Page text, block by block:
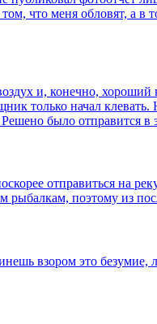
что меня обловят, а
и, конечно,
только начал клевать.
было отправится в
отправиться на
рыбалкам, поэтому из
взором это